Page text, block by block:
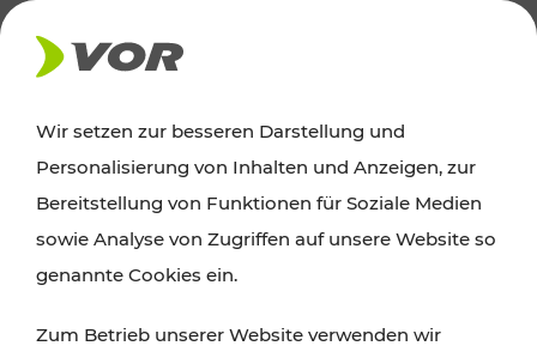
AKTUELLES
News
Alle wichtigen Meldungen zu Fahrplanänderungen,
finden Sie hier im Überblick.
Wir setzen zur besseren Darstellung und
Personalisierung von Inhalten und Anzeigen, zur
Bereitstellung von Funktionen für Soziale Medien
sowie Analyse von Zugriffen auf unsere Website so
genannte Cookies ein.
Zum Betrieb unserer Website verwenden wir